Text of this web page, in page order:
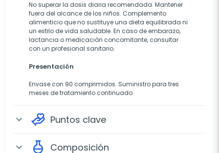
No superar la dosis diaria recomendada. Mantener
fuera del alcance de los niños. Complemento
alimenticio que no sustituye una dieta equilibrada ni
un estilo de vida saludable. En caso de embarazo,
lactancia o medicación concomitante, consultar
con un profesional sanitario.
Presentación
Envase con 90 comprimidos. Suministro para tres
meses de tratamiento continuado.
expand_more Puntos clave
expand_more Composición